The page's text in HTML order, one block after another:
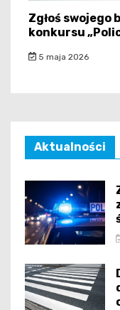
Zgłoś swojego
konkursu
5 maja 2026
Aktualności